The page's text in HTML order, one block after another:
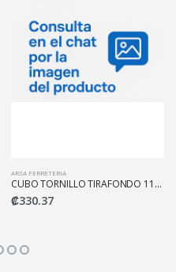
ARSA FERRETERIA
CUBO TORNILLO TIRAFONDO 11MM
₡330.37